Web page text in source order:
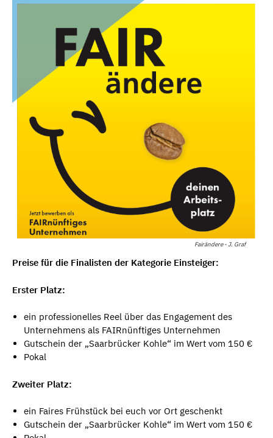
Fairändere - J. Graf
Preise für die Finalisten der Kategorie Einsteiger:
Erster Platz:
ein professionelles Reel über das Engagement des
Unternehmens als FAIRnünftiges Unternehmen
Gutschein der „Saarbrücker Kohle“ im Wert vom 150 €
Pokal
Zweiter Platz:
ein Faires Frühstück bei euch vor Ort geschenkt
Gutschein der „Saarbrücker Kohle“ im Wert vom 150 €